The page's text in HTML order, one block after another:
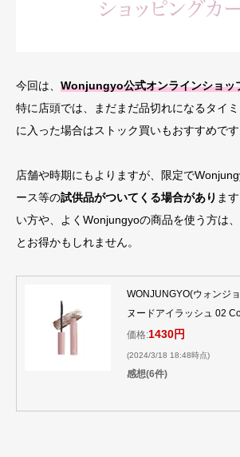
今回は、 Wonjungyo公式オンラインショッ
特に店頭では、まだまだ品切れになるタイ
に入った場合はストック買いもおすすめです
店舗や時期にもよりますが、限定で
ース等の試供品がついてくる場合があり ま
い方や、よくWonjungyoの商品を使う方は
とお得かもしれません。
WONJUNGYO(ウォンジ
ヌードアイラッシュ 02
価格:1430円
(2024/3/18 18:48時点)
感想(6件)